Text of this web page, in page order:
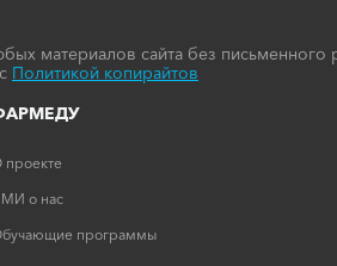
материалов сайта без письменного
Политикой копирайтов
проекте
о нас
программы